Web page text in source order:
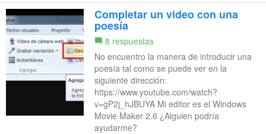
Completar un video con una
poesía
8 respuestas
No encuentro la manera de introducir una
poesía tal como se puede ver en la
siguiente dirección:
https://www.youtube.com/watch?
v=gP2j_hJBUYA Mi editor es el Windows
Movie Maker 2.6 ¿Alguien podría
ayudarme?